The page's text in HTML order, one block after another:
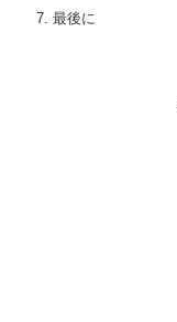
最後に